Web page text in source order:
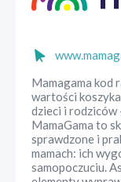
Mamagama kod
wartości
dzieci i rodziców
MamaGama to
sprawdzone i
mamach: ich
samopoczuciu.